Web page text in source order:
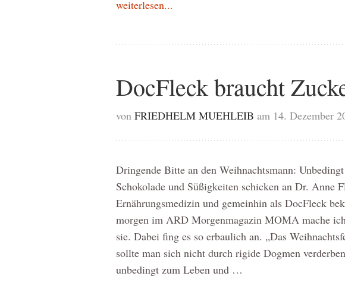
weiterlesen...
DocFleck braucht
von FRIEDHELM MUEHLEIB am 14. Dezember
Dringende Bitte an den Weihnachtsmann:
Schokolade und Süßigkeiten schicken an Dr. Anne
Ernährungsmedizin und gemeinhin als DocFleck
morgen im ARD Morgenmagazin MOMA mache
sie. Dabei fing es so erbaulich an. „Das
sollte man sich nicht durch rigide Dogmen
unbedingt zum Leben und …